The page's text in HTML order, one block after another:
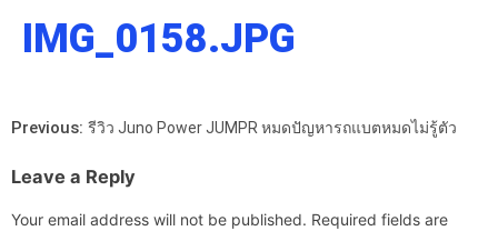
IMG_0158.JPG
Previous: รีวิว Juno Power JUMPR หมดปัญหารถแบตหมดไม่รู้ตัว
Leave a Reply
Your email address will not be published. Required fields are